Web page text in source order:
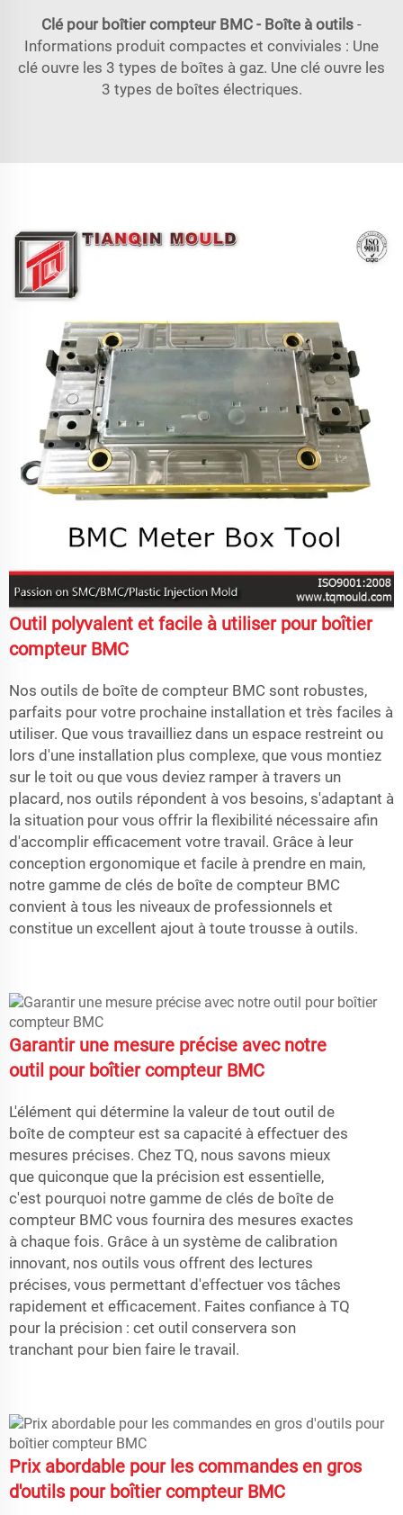
Clé pour boîtier compteur BMC - Boîte à outils -
Informations produit compactes et conviviales : Une
clé ouvre les 3 types de boîtes à gaz. Une clé ouvre les
3 types de boîtes électriques.
Outil polyvalent et facile à utiliser pour boîtier
compteur BMC
Nos outils de boîte de compteur BMC sont robustes,
parfaits pour votre prochaine installation et très faciles à
utiliser. Que vous travailliez dans un espace restreint ou
lors d'une installation plus complexe, que vous montiez
sur le toit ou que vous deviez ramper à travers un
placard, nos outils répondent à vos besoins, s'adaptant à
la situation pour vous offrir la flexibilité nécessaire afin
d'accomplir efficacement votre travail. Grâce à leur
conception ergonomique et facile à prendre en main,
notre gamme de clés de boîte de compteur BMC
convient à tous les niveaux de professionnels et
constitue un excellent ajout à toute trousse à outils.
Garantir une mesure précise avec notre
outil pour boîtier compteur BMC
L'élément qui détermine la valeur de tout outil de
boîte de compteur est sa capacité à effectuer des
mesures précises. Chez TQ, nous savons mieux
que quiconque que la précision est essentielle,
c'est pourquoi notre gamme de clés de boîte de
compteur BMC vous fournira des mesures exactes
à chaque fois. Grâce à un système de calibration
innovant, nos outils vous offrent des lectures
précises, vous permettant d'effectuer vos tâches
rapidement et efficacement. Faites confiance à TQ
pour la précision : cet outil conservera son
tranchant pour bien faire le travail.
Prix abordable pour les commandes en gros
d'outils pour boîtier compteur BMC